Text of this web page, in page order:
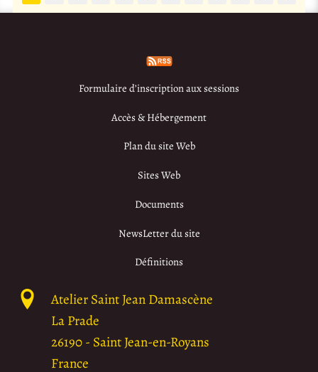
Formulaire d’inscription aux sessions
Accès & Hébergement
Plan du site Web
Sites Web
Documents
NewsLetter du site
Définitions
Atelier Saint Jean Damascène
La Prade
26190- Saint Jean-en-Royans
France